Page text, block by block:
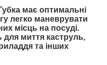
має оптимальні
легко маневрувати
місць на посуді.
для миття каструль,
та інших